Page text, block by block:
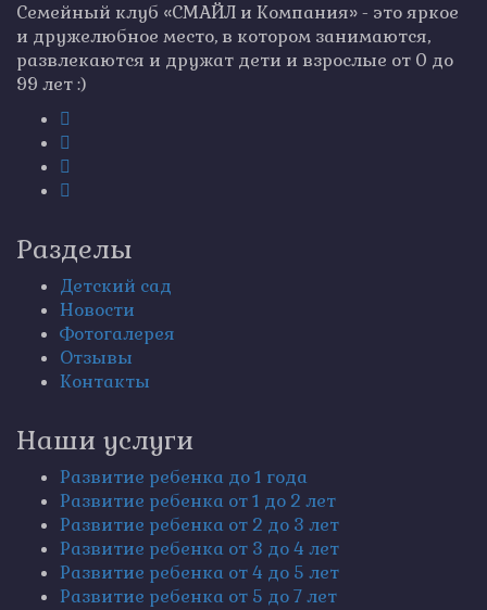
Семейный клуб «СМАЙЛ и Компания» - это яркое
и дружелюбное место, в котором занимаются,
развлекаются и дружат дети и взрослые от 0 до
99 лет :)
Разделы
Детский сад
Новости
Фотогалерея
Отзывы
Контакты
Наши услуги
Развитие ребенка до 1 года
Развитие ребенка от 1 до 2 лет
Развитие ребенка от 2 до 3 лет
Развитие ребенка от 3 до 4 лет
Развитие ребенка от 4 до 5 лет
Развитие ребенка от 5 до 7 лет